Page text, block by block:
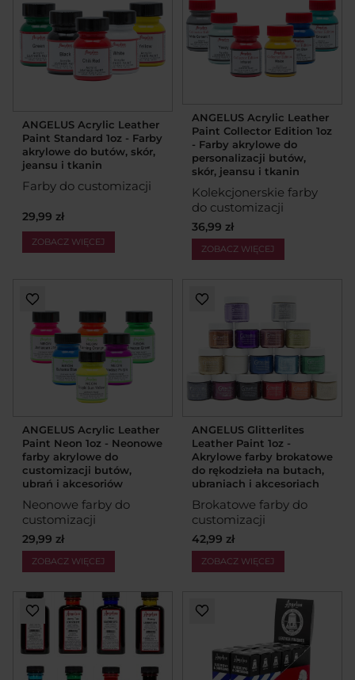
ANGELUS Acrylic Leather
Paint Standard 1oz - Farby
akrylowe do butów, skór,
jeansu i tkanin
Farby do customizacji
29,99 zł
ZOBACZ WIĘCEJ
ANGELUS Acrylic Leather
Paint Collector Edition 1oz
- Farby akrylowe do
personalizacji butów,
skór, jeansu i tkanin
Kolekcjonerskie farby
do customizacji
36,99 zł
ZOBACZ WIĘCEJ
ANGELUS Acrylic Leather
Paint Neon 1oz - Neonowe
farby akrylowe do
customizacji butów,
ubrań i akcesoriów
Neonowe farby do
customizacji
29,99 zł
ZOBACZ WIĘCEJ
ANGELUS Glitterlites
Leather Paint 1oz -
Akrylowe farby brokatowe
do rękodzieła na butach,
ubraniach i akcesoriach
Brokatowe farby do
customizacji
42,99 zł
ZOBACZ WIĘCEJ